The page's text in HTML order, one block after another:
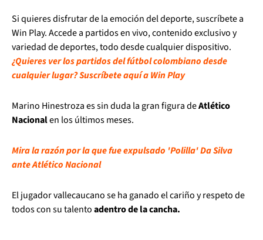
Si quieres disfrutar de la emoción del deporte, suscríbete a
Win Play. Accede a partidos en vivo, contenido exclusivo y
variedad de deportes, todo desde cualquier dispositivo.
¿Quieres ver los partidos del fútbol colombiano desde
cualquier lugar? Suscríbete aquí a Win Play
Marino Hinestroza es sin duda la gran figura deAtlético
Nacionalen los últimos meses.
Mira la razón por la que fue expulsado 'Polilla' Da Silva
ante Atlético Nacional
El jugador vallecaucano se ha ganado el cariño y respeto de
todos con su talentoadentro de la cancha.